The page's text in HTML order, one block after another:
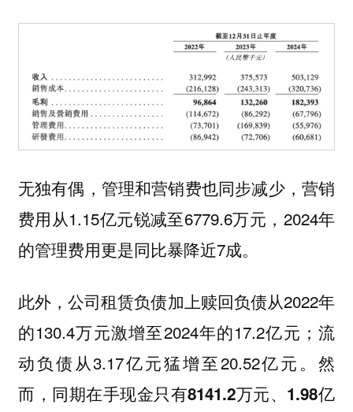
无独有偶，管理和营销费也同步减少，营销
费用从1.15亿元锐减至6779.6万元，2024年
的管理费用更是同比暴降近7成。
此外，公司租赁负债加上赎回负债从2022年
的130.4万元激增至2024年的17.2亿元；流
动负债从3.17亿元猛增至20.52亿元。然
而，同期在手现金只有8141.2万元、1.98亿